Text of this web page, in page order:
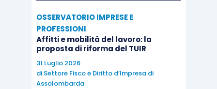
OSSERVATORIO IMPRESE E
PROFESSIONI
Affitti e mobilità del lavoro: la
proposta di riforma del TUIR
31 Luglio 2026
di Settore Fisco e Diritto d’Impresa di
Assolombarda